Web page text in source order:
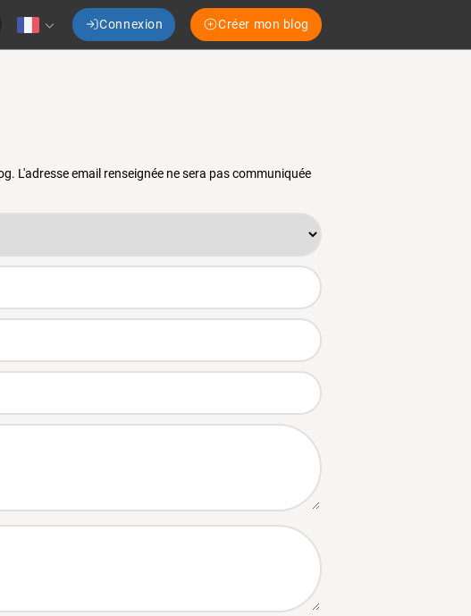
Connexion Créer mon blog
L'adresse email renseignée ne sera pas communiquée